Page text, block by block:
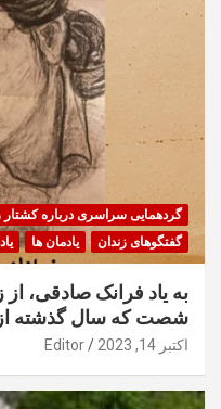
گردهمایی سراسری درباره کشتار
گفتگوهای زندان
یادمان ها
به یاد فرانک صادقی،
شصت که سال گذشته
اکتبر 14, 2023 Editor